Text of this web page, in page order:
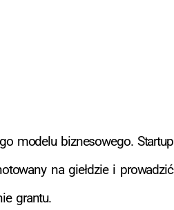
modelu biznesowego. Startup
na giełdzie i prowadzić
grantu.